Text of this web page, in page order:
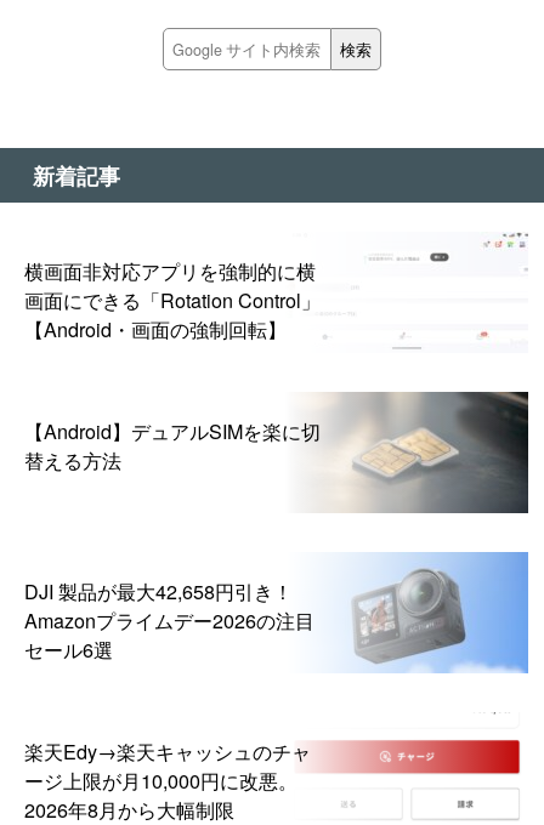
新着記事
横画面非対応アプリを強制的に横
画面にできる「Rotation Control」
【Android・画面の強制回転】
【Android】デュアルSIMを楽に切
替える方法
DJI 製品が最大42,658円引き！
Amazonプライムデー2026の注目
セール6選
楽天Edy→楽天キャッシュのチャ
ージ上限が月10,000円に改悪。
2026年8月から大幅制限